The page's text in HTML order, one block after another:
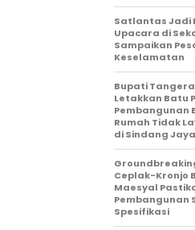
Satlantas Jadi
Upacara di
Sampaikan
Keselamatan
Bupati
Letakkan Batu
Pembangunan
Rumah Tidak
di Sindang Jaya
Ceplak-Kronjo
Maesyal
Pembangunan
Spesifikasi